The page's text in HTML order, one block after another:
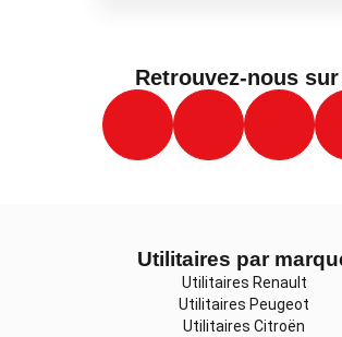
Retrouvez-nous sur
Utilitaires par
Utilitaires Renault
Utilitaires Peugeot
Utilitaires Citroën